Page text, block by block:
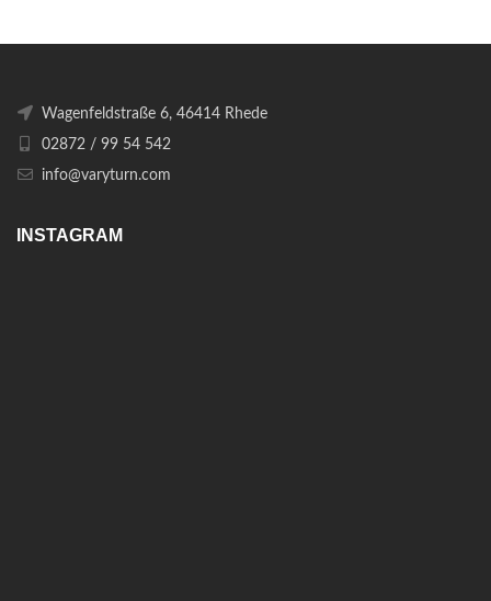
Wagenfeldstraße 6, 46414 Rhede
02872 / 99 54 542
info@varyturn.com
INSTAGRAM